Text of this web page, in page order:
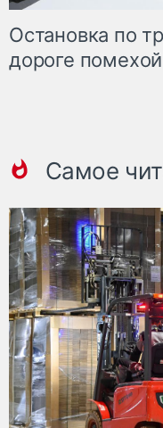
Остановка по
дороге
Самое